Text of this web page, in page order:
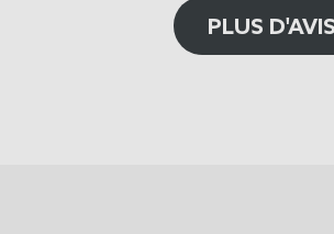
PLUS D'AVIS